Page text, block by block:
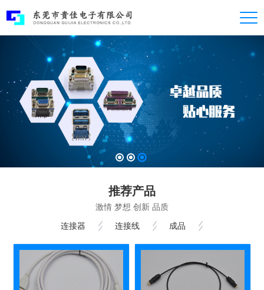
推荐产品
激情 梦想 创新 品质
连接器
连接线 成品